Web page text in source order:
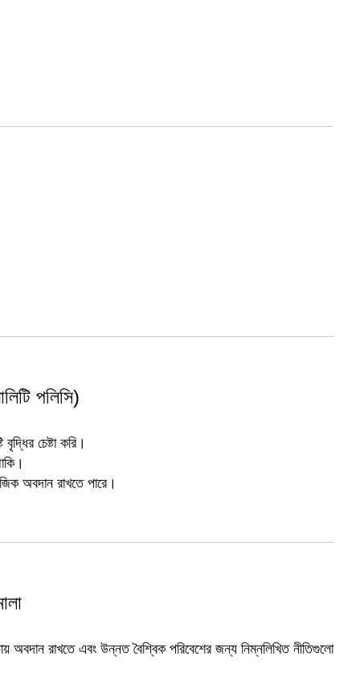
পলিসি)
চেষ্টা করি।
অবদান রাখতে পারে।
অবদান রাখতে এবং উন্নত বৈশ্বিক পরিবেশের জন্য নিম্নলিখিত নীতিগুলো